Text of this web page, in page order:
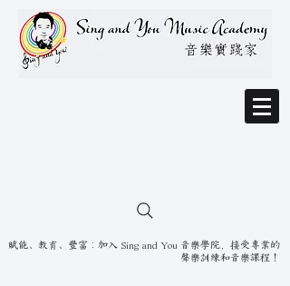
賦能、教育、豐富：加入 Sing and You 音樂學院，接受專業的
聲樂訓練和音樂課程！